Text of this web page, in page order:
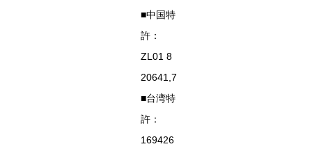
■中国特
許：
ZL01 8
20641,7
■台湾特
許：
169426